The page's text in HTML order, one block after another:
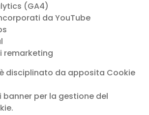
(GA4)
da YouTube
remarketing
è disciplinato da apposita Cookie
per la gestione del